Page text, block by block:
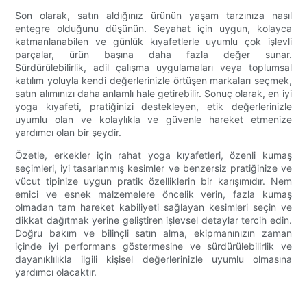
Son olarak, satın aldığınız ürünün yaşam tarzınıza nasıl
entegre olduğunu düşünün. Seyahat için uygun, kolayca
katmanlanabilen ve günlük kıyafetlerle uyumlu çok işlevli
parçalar, ürün başına daha fazla değer sunar.
Sürdürülebilirlik, adil çalışma uygulamaları veya toplumsal
katılım yoluyla kendi değerlerinizle örtüşen markaları seçmek,
satın alımınızı daha anlamlı hale getirebilir. Sonuç olarak, en iyi
yoga kıyafeti, pratiğinizi destekleyen, etik değerlerinizle
uyumlu olan ve kolaylıkla ve güvenle hareket etmenize
yardımcı olan bir şeydir.
Özetle, erkekler için rahat yoga kıyafetleri, özenli kumaş
seçimleri, iyi tasarlanmış kesimler ve benzersiz pratiğinize ve
vücut tipinize uygun pratik özelliklerin bir karışımıdır. Nem
emici ve esnek malzemelere öncelik verin, fazla kumaş
olmadan tam hareket kabiliyeti sağlayan kesimleri seçin ve
dikkat dağıtmak yerine geliştiren işlevsel detaylar tercih edin.
Doğru bakım ve bilinçli satın alma, ekipmanınızın zaman
içinde iyi performans göstermesine ve sürdürülebilirlik ve
dayanıklılıkla ilgili kişisel değerlerinizle uyumlu olmasına
yardımcı olacaktır.